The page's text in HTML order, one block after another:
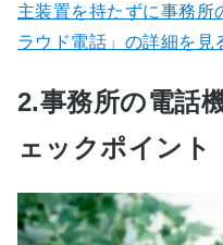
主装置を持たずに事務所
ラウド電話」の詳細を見
2.事務所の電話
ェックポイント